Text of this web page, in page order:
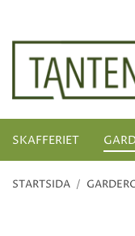
SKAFFERIET
STARTSIDA /